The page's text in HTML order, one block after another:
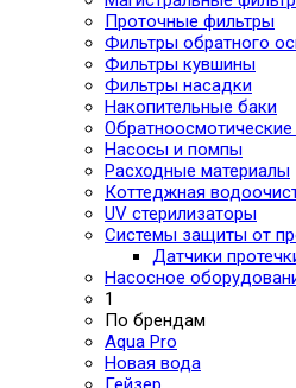
Проточные фильтры
Фильтры обратного
Фильтры кувшины
Фильтры насадки
Накопительные баки
Насосы и помпы
Расходные материалы
Коттеджная
UV стерилизаторы
Системы защиты от
Датчики
Насосное
1
По брендам
Aqua Pro
Новая вода